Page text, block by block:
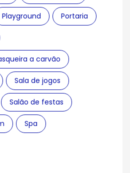
Playground Portaria
a carvão
Sala de jogos
Salão de festas
Spa